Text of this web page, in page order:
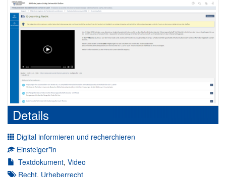
Details
Digital informieren und recherchieren
Einsteiger*in
Textdokument, Video
Recht, Urheberrecht